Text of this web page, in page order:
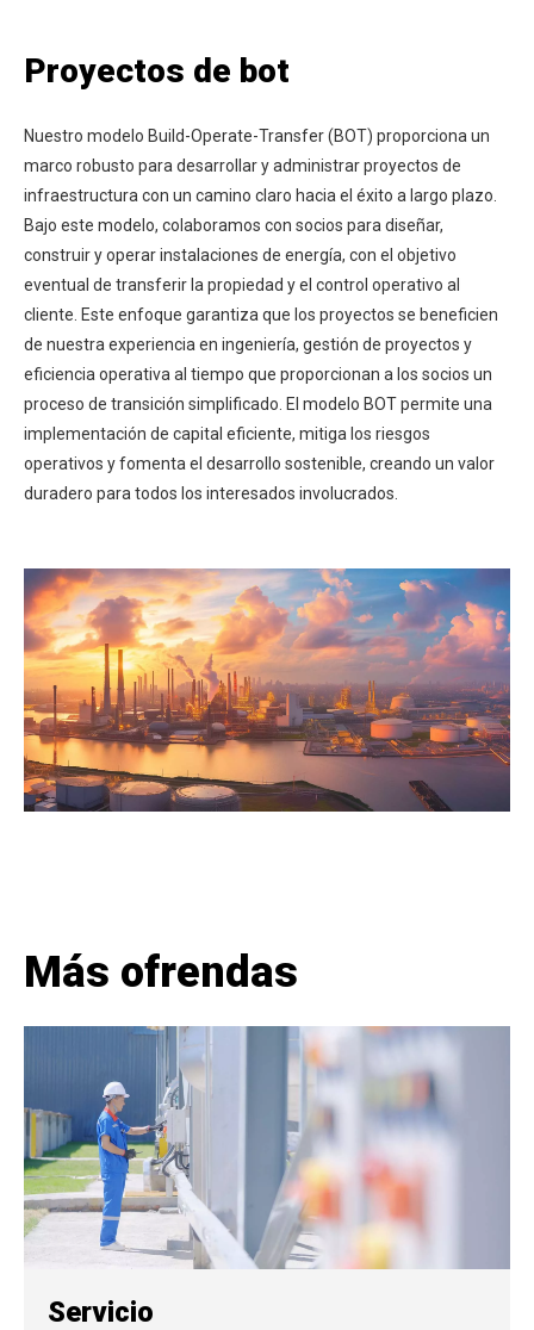
Proyectos de bot
Nuestro modelo Build-Operate-Transfer (BOT) proporciona un
marco robusto para desarrollar y administrar proyectos de
infraestructura con un camino claro hacia el éxito a largo plazo.
Bajo este modelo, colaboramos con socios para diseñar,
construir y operar instalaciones de energía, con el objetivo
eventual de transferir la propiedad y el control operativo al
cliente. Este enfoque garantiza que los proyectos se beneficien
de nuestra experiencia en ingeniería, gestión de proyectos y
eficiencia operativa al tiempo que proporcionan a los socios un
proceso de transición simplificado. El modelo BOT permite una
implementación de capital eficiente, mitiga los riesgos
operativos y fomenta el desarrollo sostenible, creando un valor
duradero para todos los interesados ​​involucrados.
Más ofrendas
Servicio